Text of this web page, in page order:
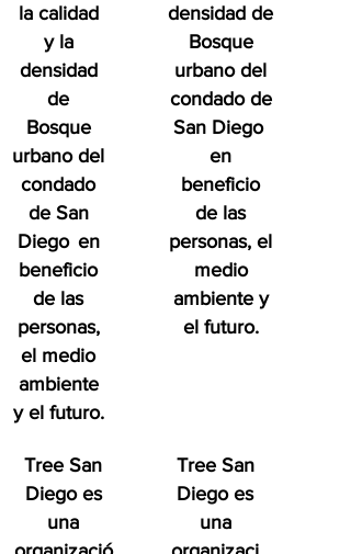
la calidad
y la
densidad
de
Bosque
urbano del
condado
de San
Diego en
beneficio
de las
personas,
el medio
ambiente
y el futuro.
Tree San
Diego es
una
densidad de
Bosque
urbano del
condado de
San Diego
en
beneficio
de las
personas, el
medio
ambiente y
el futuro.
Tree San
Diego es
una